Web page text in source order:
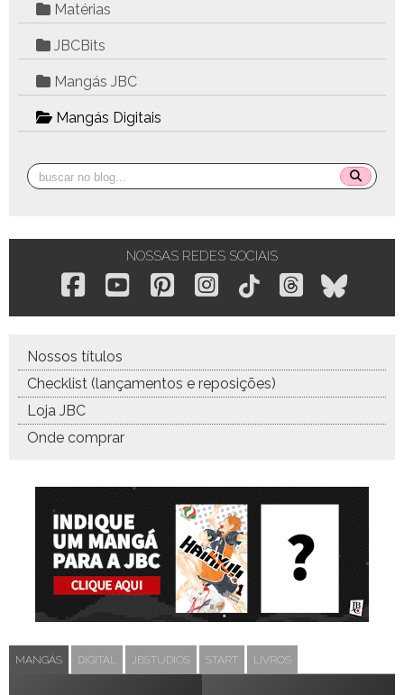
Matérias
JBCBits
Mangás JBC
Mangás Digitais
NOSSAS REDES SOCIAIS
Nossos títulos
Checklist (lançamentos e reposições)
Loja JBC
Onde comprar
MANGÁS DIGITAL JBSTUDIOS START LIVROS